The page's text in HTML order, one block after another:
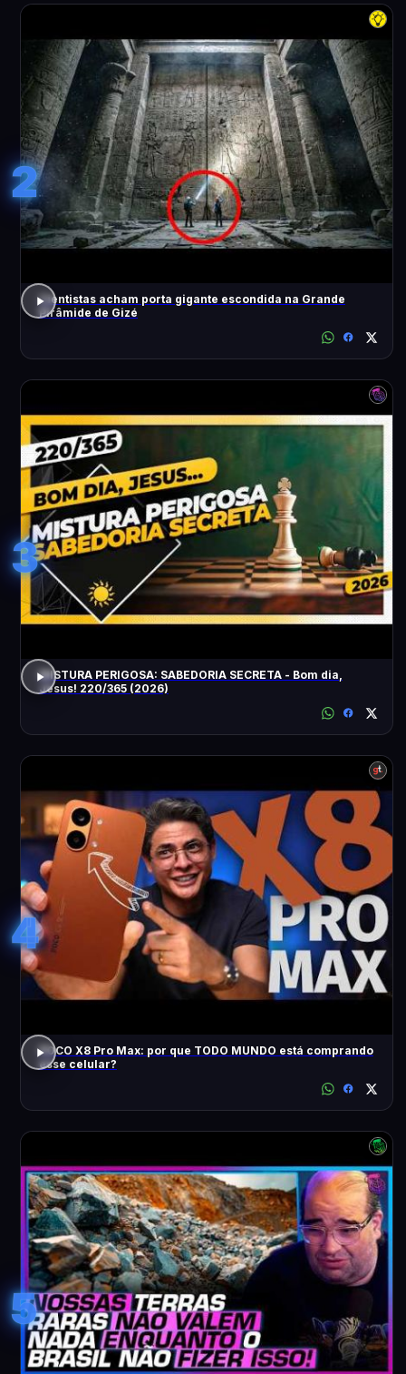
2
Cientistas acham porta gigante escondida na Grande
Pirâmide de Gizé
3
MISTURA PERIGOSA: SABEDORIA SECRETA - Bom dia,
Jesus! 220/365 (2026)
4
POCO X8 Pro Max: por que TODO MUNDO está comprando
esse celular?
5